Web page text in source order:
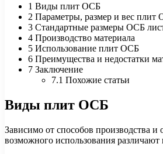
1 Виды плит ОСБ
2 Параметры, размер и вес плит
3 Стандартные размеры ОСБ
4 Производство материала
5 Использование плит ОСБ
6 Преимущества и недостатки
7 Заключение
7.1 Похожие статьи
Виды плит ОСБ
Зависимо от способов производства и
возможного использования